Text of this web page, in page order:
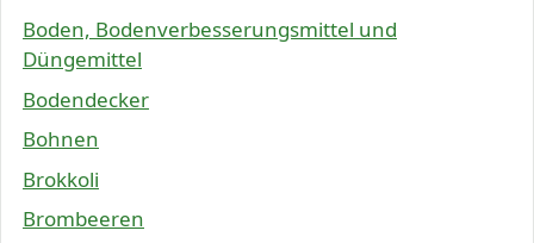
Boden, Bodenverbesserungsmittel und
Düngemittel
Bodendecker
Bohnen
Brokkoli
Brombeeren